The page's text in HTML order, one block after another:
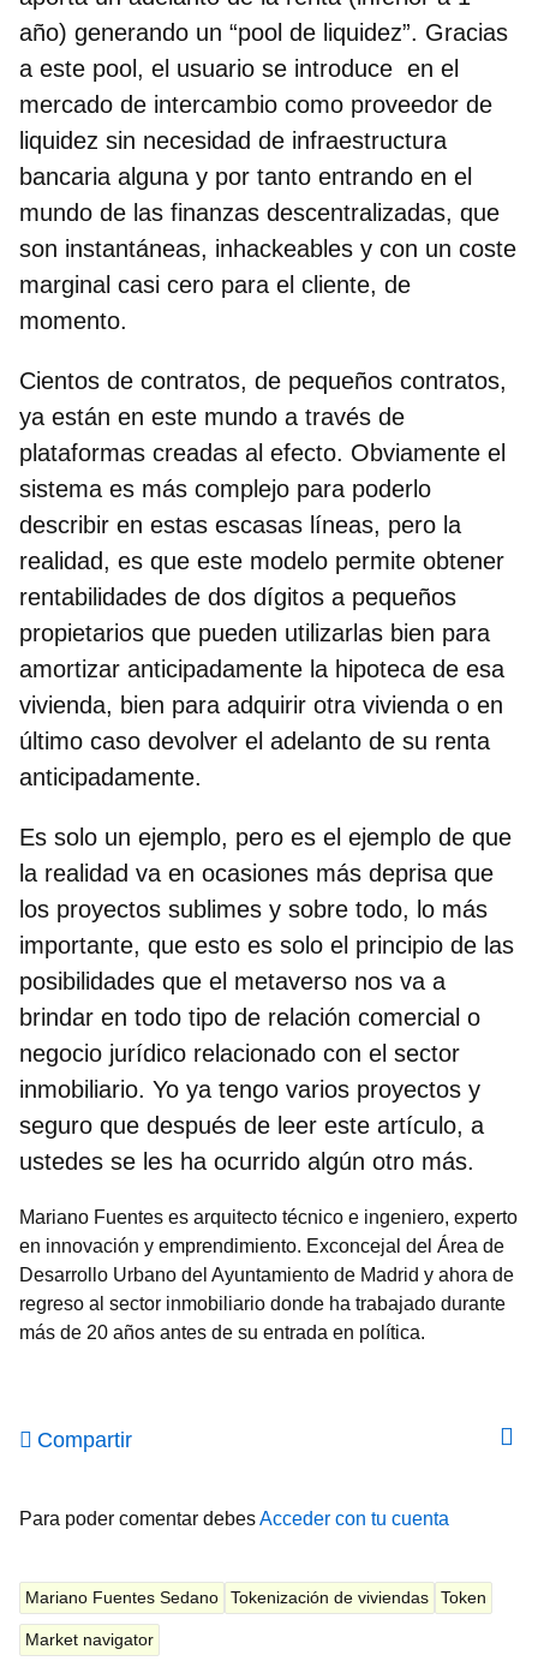
año) generando un “pool de liquidez”. Gracias
a este pool, el usuario se introduce en el
mercado de intercambio como proveedor de
liquidez sin necesidad de infraestructura
bancaria alguna y por tanto entrando en el
mundo de las finanzas descentralizadas, que
son instantáneas, inhackeables y con un coste
marginal casi cero para el cliente, de
momento.
Cientos de contratos, de pequeños contratos,
ya están en este mundo a través de
plataformas creadas al efecto. Obviamente el
sistema es más complejo para poderlo
describir en estas escasas líneas, pero la
realidad, es que este modelo permite obtener
rentabilidades de dos dígitos a pequeños
propietarios que pueden utilizarlas bien para
amortizar anticipadamente la hipoteca de esa
vivienda, bien para adquirir otra vivienda o en
último caso devolver el adelanto de su renta
anticipadamente.
Es solo un ejemplo, pero es el ejemplo de que
la realidad va en ocasiones más deprisa que
los proyectos sublimes y sobre todo, lo más
importante, que esto es solo el principio de las
posibilidades que el metaverso nos va a
brindar en todo tipo de relación comercial o
negocio jurídico relacionado con el sector
inmobiliario. Yo ya tengo varios proyectos y
seguro que después de leer este artículo, a
ustedes se les ha ocurrido algún otro más.
Mariano Fuentes es arquitecto técnico e ingeniero, experto
en innovación y emprendimiento. Exconcejal del Área de
Desarrollo Urbano del Ayuntamiento de Madrid y ahora de
regreso al sector inmobiliario donde ha trabajado durante
más de 20 años antes de su entrada en política.
Compartir
Para poder comentar debesAcceder con tu cuenta
Mariano Fuentes Sedano Tokenización de viviendas Token
Market navigator